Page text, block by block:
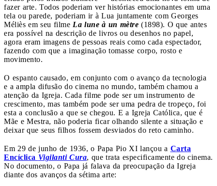
fazer arte. Todos poderiam ver histórias emocionantes em uma
tela ou parede, poderiam ir à Lua juntamente com Georges
Méliès em seu filme La lune à un mètre (1898). O que antes
era possível na descrição de livros ou desenhos no papel,
agora eram imagens de pessoas reais como cada espectador,
fazendo com que a imaginação tomasse corpo, rosto e
movimento.
O espanto causado, em conjunto com o avanço da tecnologia
e a ampla difusão do cinema no mundo, também chamou a
atenção da Igreja. Cada filme pode ser um instrumento de
crescimento, mas também pode ser uma pedra de tropeço, foi
esta a conclusão a que se chegou. E a Igreja Católica, que é
Mãe e Mestra, não poderia ficar olhando silente a situação e
deixar que seus filhos fossem desviados do reto caminho.
Em 29 de junho de 1936, o Papa Pio XI lançou a Carta
Encíclica Vigilanti Cura, que trata especificamente do cinema.
No documento, o Papa já falava da preocupação da Igreja
diante dos avanços da sétima arte: